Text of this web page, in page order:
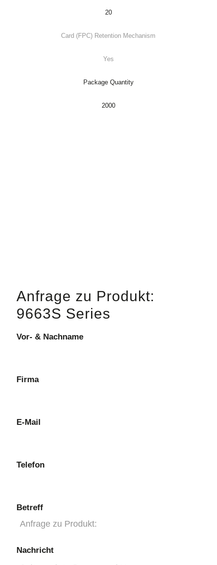
20
Card (FPC) Retention Mechanism
Yes
Package Quantity
2000
Anfrage zu Produkt:
9663S Series
Vor- & Nachname
Firma
E-Mail
Telefon
Betreff
Nachricht